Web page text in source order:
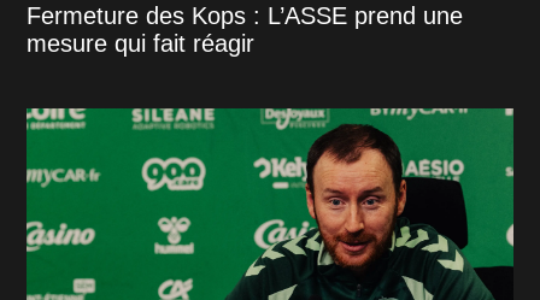
Fermeture des Kops : L’ASSE prend une
mesure qui fait réagir